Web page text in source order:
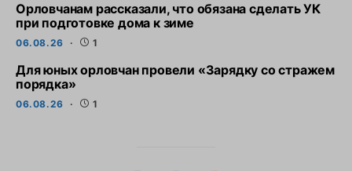
Орловчанам рассказали, что обязана сделать УК
при подготовке дома к зиме
06.08.26 1
Для юных орловчан провели «Зарядку со стражем
порядка»
06.08.26 1